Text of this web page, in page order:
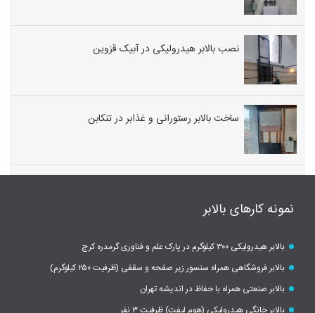
نصب بالابر هیدرولیکی در آبیک قزوین
ساخت بالابر رستورانی و غذابر در تنکابن
نمونه کارهای بالابر
بالابر هیدرولیکی ۳۰۰ کیلوگرم در پارک علم و فناوری گرمدره کرج
بالابر فروشگاهی همراه سنسور زیر صفحه و سقفی (ظرفیت ۲۵۰ کیلوگرم)
بالابر صنعتی همراه با حفاظ در اندیشه تهران